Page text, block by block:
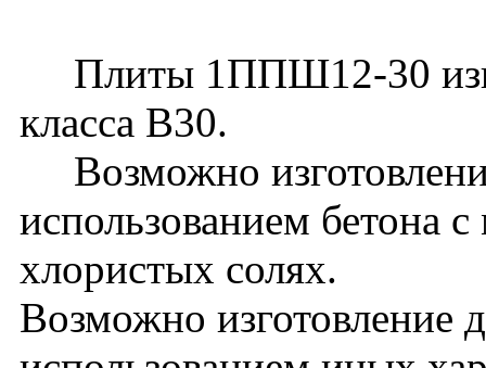
Плиты 1ППШ12-30
класса В30.
Возможно
использованием бетона
хлористых солях.
Возможно изготовление